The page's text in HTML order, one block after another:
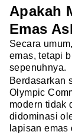
Apakah
Emas
Secara
emas, tetapi
sepenuhnya.
Berdasarkan
Olympic
modern tidak
didominasi
lapisan emas